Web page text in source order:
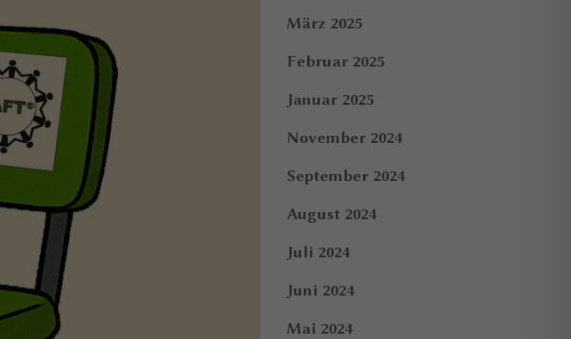
März 2025
Februar 2025
Januar 2025
November 2024
September 2024
August 2024
Juli 2024
Juni 2024
Mai 2024